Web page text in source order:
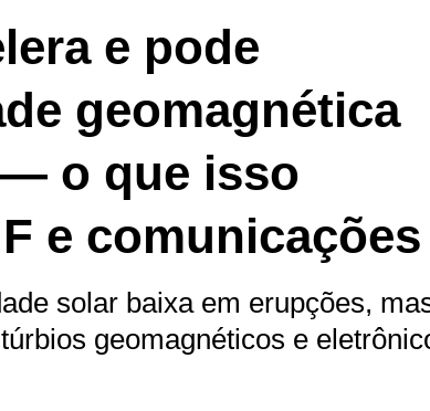
e pode
geomagnética
— o que isso
e comunicações
solar baixa em erupções,
geomagnéticos e